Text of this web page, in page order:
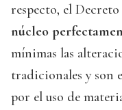
respecto, el
núcleo
mínimas las
tradicionales y son
por el uso de